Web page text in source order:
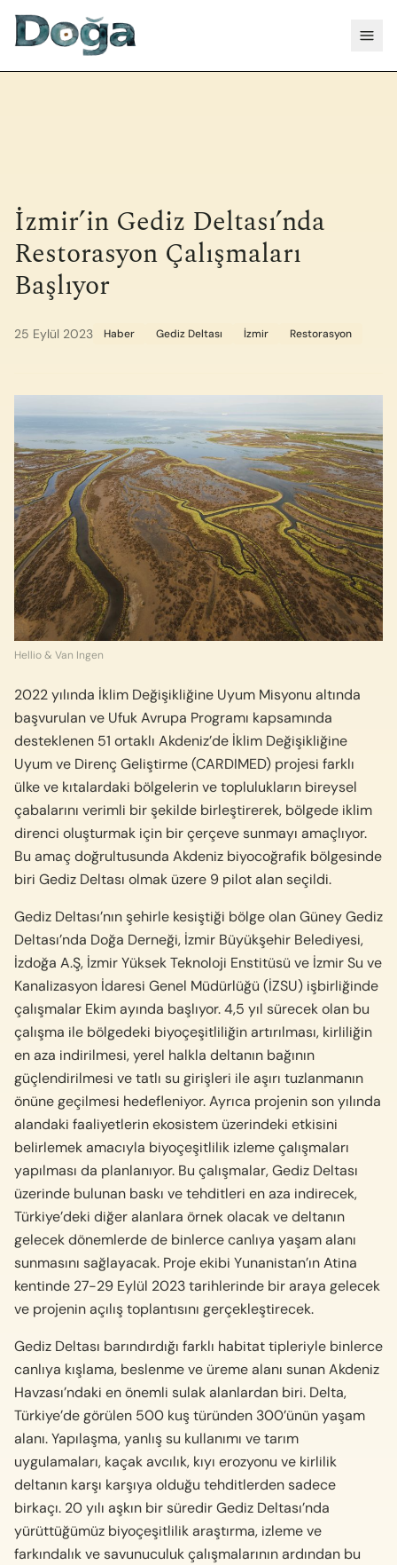
İzmir’in Gediz Deltası’nda
Restorasyon Çalışmaları
Başlıyor
25 Eylül 2023 Haber Gediz Deltası İzmir Restorasyon
Hellio & Van Ingen
2022 yılında İklim Değişikliğine Uyum Misyonu altında
başvurulan ve Ufuk Avrupa Programı kapsamında
desteklenen 51 ortaklı Akdeniz’de İklim Değişikliğine
Uyum ve Direnç Geliştirme (CARDIMED) projesi farklı
ülke ve kıtalardaki bölgelerin ve toplulukların bireysel
çabalarını verimli bir şekilde birleştirerek, bölgede iklim
direnci oluşturmak için bir çerçeve sunmayı amaçlıyor.
Bu amaç doğrultusunda Akdeniz biyocoğrafik bölgesinde
biri Gediz Deltası olmak üzere 9 pilot alan seçildi.
Gediz Deltası’nın şehirle kesiştiği bölge olan Güney Gediz
Deltası’nda Doğa Derneği, İzmir Büyükşehir Belediyesi,
İzdoğa A.Ş, İzmir Yüksek Teknoloji Enstitüsü ve İzmir Su ve
Kanalizasyon İdaresi Genel Müdürlüğü (İZSU) işbirliğinde
çalışmalar Ekim ayında başlıyor. 4,5 yıl sürecek olan bu
çalışma ile bölgedeki biyoçeşitliliğin artırılması, kirliliğin
en aza indirilmesi, yerel halkla deltanın bağının
güçlendirilmesi ve tatlı su girişleri ile aşırı tuzlanmanın
önüne geçilmesi hedefleniyor. Ayrıca projenin son yılında
alandaki faaliyetlerin ekosistem üzerindeki etkisini
belirlemek amacıyla biyoçeşitlilik izleme çalışmaları
yapılması da planlanıyor. Bu çalışmalar, Gediz Deltası
üzerinde bulunan baskı ve tehditleri en aza indirecek,
Türkiye’deki diğer alanlara örnek olacak ve deltanın
gelecek dönemlerde de binlerce canlıya yaşam alanı
sunmasını sağlayacak. Proje ekibi Yunanistan’ın Atina
kentinde 27-29 Eylül 2023 tarihlerinde bir araya gelecek
ve projenin açılış toplantısını gerçekleştirecek.
Gediz Deltası barındırdığı farklı habitat tipleriyle binlerce
canlıya kışlama, beslenme ve üreme alanı sunan Akdeniz
Havzası’ndaki en önemli sulak alanlardan biri. Delta,
Türkiye’de görülen 500 kuş türünden 300’ünün yaşam
alanı. Yapılaşma, yanlış su kullanımı ve tarım
uygulamaları, kaçak avcılık, kıyı erozyonu ve kirlilik
deltanın karşı karşıya olduğu tehditlerden sadece
birkaçı. 20 yılı aşkın bir süredir Gediz Deltası’nda
yürüttüğümüz biyoçeşitlilik araştırma, izleme ve
farkındalık ve savunuculuk çalışmalarının ardından bu